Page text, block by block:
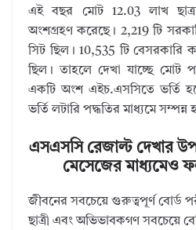
এই বছর মোট 12.03 লাখ
অংশগ্রহণ করেছে। 2,219 টি
সিট ছিল। 10,535 টি বেসরকারি
ছিল। তাহলে দেখা যাচ্ছে মোট
একটি অংশ এইচ.এসসিতে ভর্তি
ভর্তি লটারি পদ্ধতির মাধ্যমে সম্পন্ন
এসএসসি রেজাল্ট দেখার
মেসেজের মাধ্যমেও
জীবনের সবচেয়ে গুরুত্বপূর্ণ বোর্ড
ছাত্রী এবং অভিভাবকগণ সবচেয়ে